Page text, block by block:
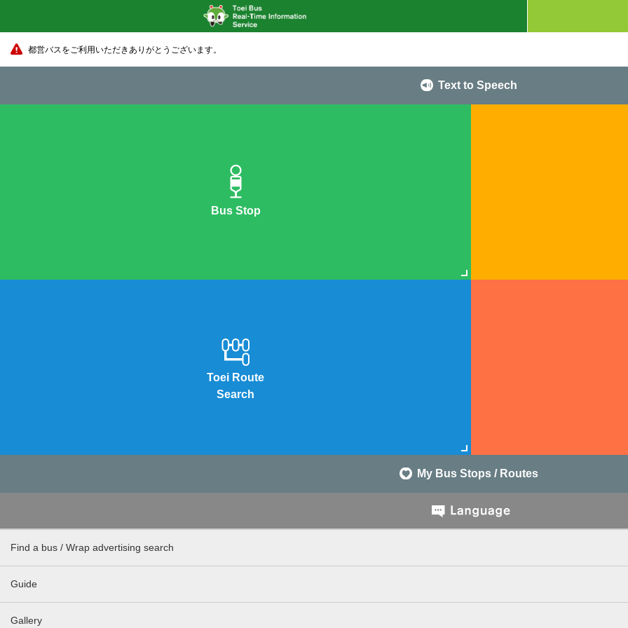
都営バスをご利用いただきありがとうございます。
Text to Speech
Bus Stop
Toei Route
Search
My Bus Stops / Routes
Find a bus / Wrap advertising search
Guide
Gallery